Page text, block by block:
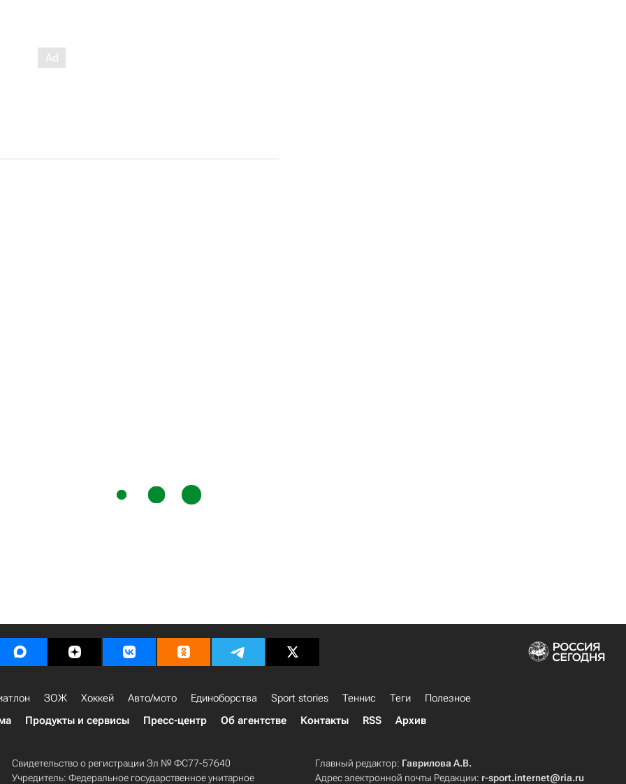
ЗОЖ Хоккей Авто/мото Единоборства Sport stories Теннис Теги
Полезное
Продукты и сервисы Пресс-центр Об агентстве Контакты RSS Архив
Свидетельство о регистрации Эл № ФС77-57640
Учредитель: Федеральное государственное унитарное
Главный редактор: Гаврилова А.В.
Адрес электронной почты Редакции: r-sport.internet@ria.ru